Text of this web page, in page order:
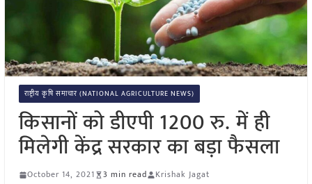
राष्ट्रीय कृषि समाचार (NATIONAL AGRICULTURE NEWS)
किसानों को डीएपी 1200 रु. में ही
मिलेगी केंद्र सरकार का बड़ा फैसला
October 14, 2021 3 min read Krishak Jagat